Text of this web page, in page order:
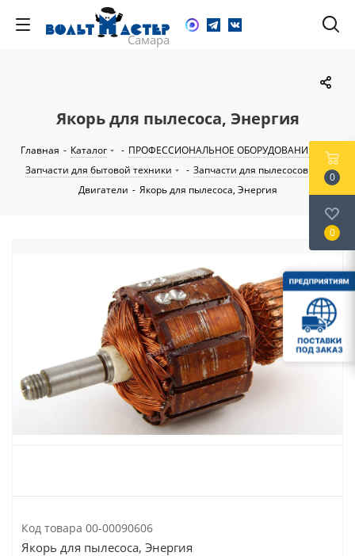
Якорь для пылесоса, Энергия
Главная - Каталог - ПРОФЕССИОНАЛЬНОЕ ОБОРУДОВАНИЕ
-
Запчасти для бытовой техники
- Запчасти для пылесосов
-
Двигатели - Якорь для пылесоса, Энергия
Код товара 00-00090606
Якорь для пылесоса, Энергия
0
0